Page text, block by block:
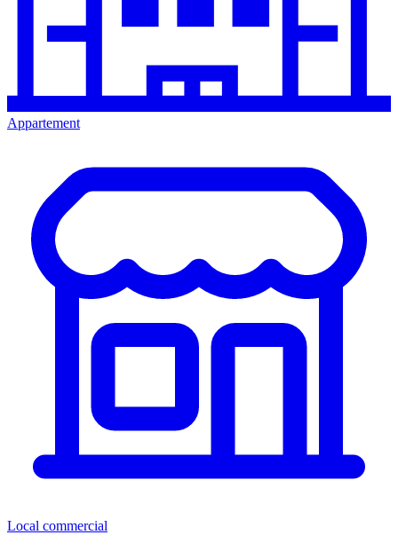
Appartement
Local commercial